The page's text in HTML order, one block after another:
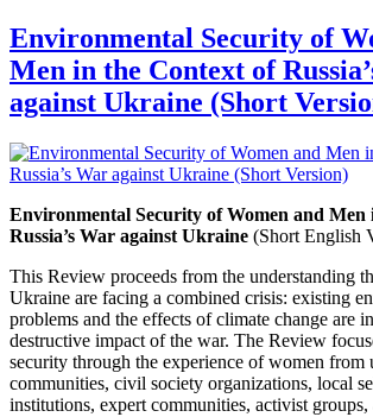
Environmental Security of
Men in the Context of
against Ukraine (Short
Environmental Security of Women and Men
Russia’s War against Ukraine (Short English
This Review proceeds from the understanding
Ukraine are facing a combined crisis: existing
problems and the effects of climate change are
destructive impact of the war. The Review
security through the experience of women from
communities, civil society organizations, local
institutions, expert communities, activist